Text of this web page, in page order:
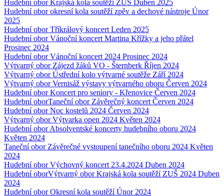
Hudební obor Krajská kola soutěží ZUŠ Duben 2025
Hudební obor okresní kola soutěží zpěv a dechové nástroje Únor
2025
Hudební obor Tříkrálový koncert Leden 2025
Hudební obor Vánoční koncert Martina Křížky a jeho přátel
Prosinec 2024
Hudební obor Vánoční koncert 2024 Prosinec 2024
Výtvarný obor Zájezd žáků VO - Šternberk Říjen 2024
Výtvarný obor Ústřední kolo výtvarné soutěže Září 2024
Výtvarný obor Vernisáž výstavy výtvarného oboru Červen 2024
Hudební obor Koncert pro seniory - Křenovice Červen 2024
Hudební oborTaneční obor Závěrečný koncert Červen 2024
Hudební obor Noc kostelů 2024 Červen 2024
Výtvarný obor Výtvarka open 2024 Květen 2024
Hudební obor Absolventské koncerty hudebního oboru 2024
Květen 2024
Taneční obor Závěrečné vystoupení tanečního oboru 2024 Květen
2024
Hudební obor Výchovný koncert 23.4.2024 Duben 2024
Hudební oborVýtvarný obor Krajská kola soutěží ZUŠ 2024 Duben
2024
Hudební obor Okresní kola soutěží Únor 2024